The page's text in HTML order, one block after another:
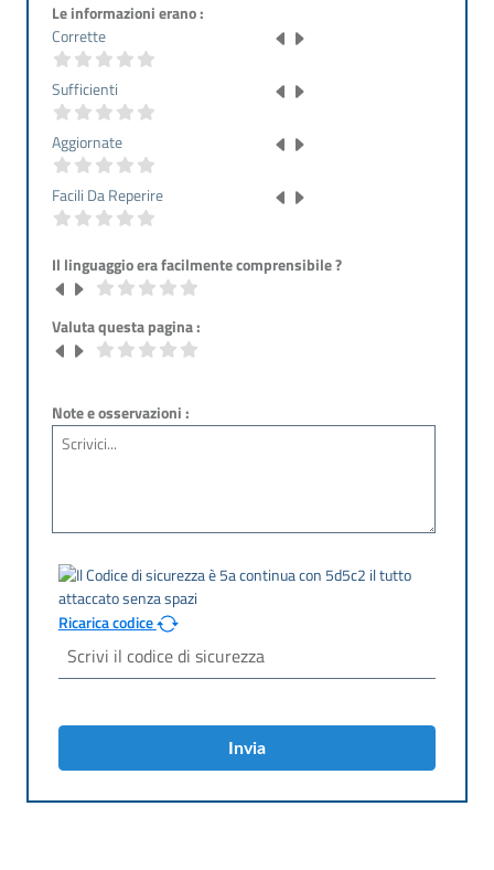
Le informazioni erano :
Corrette
Sufficienti
Aggiornate
Facili Da Reperire
Il linguaggio era facilmente comprensibile ?
Valuta questa pagina :
Note e osservazioni :
Ricarica codice
Invia